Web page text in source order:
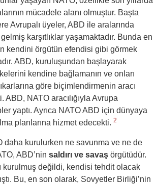
mücadele alanı olmuştur. Başta
Avrupalı üyeler, ABD ile aralarında
karşıtlıklar yaşamaktadır. Bunda en
kendini örgütün efendisi gibi görmek
ABD, kuruluşundan başlayarak
kendine bağlamanın ve onları
göre biçimlendirmenin aracı
NATO aracılığıyla Avrupa
yaptı. Ayrıca NATO ABD için dünyaya
planlarına hizmet edecekti. 2
daha kurulurken ne savunma ve ne de
ABD’ninsaldırı ve savaş örgütüdür.
kurulmuş değildi, kendisi tehdit olacak
Bu, en son olarak, Sovyetler Birliği’nin